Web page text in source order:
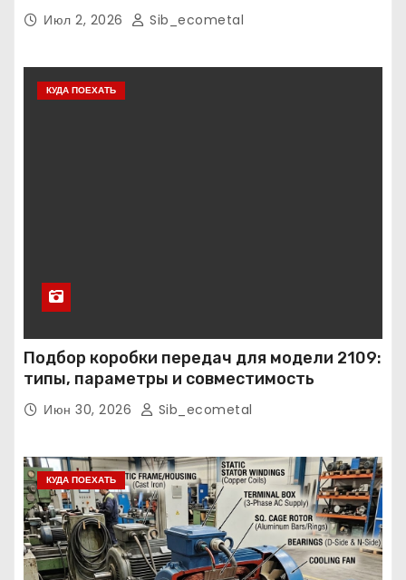
Июл 2, 2026 Sib_ecometal
КУДА ПОЕХАТЬ
Подбор коробки передач для модели 2109:
типы, параметры и совместимость
Июн 30, 2026 Sib_ecometal
КУДА ПОЕХАТЬ